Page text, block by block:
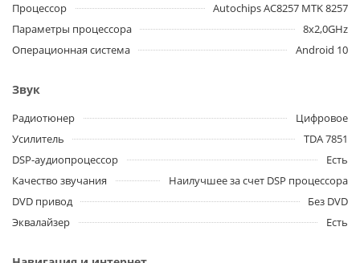
Процессор
Autochips AC8257 MTK 8257
Параметры процессора
8x2,0GHz
Операционная система
Android 10
Звук
Радиотюнер
Цифровое
Усилитель
TDA 7851
DSP-аудиопроцессор
Есть
Качество звучания
Наилучшее за счет DSP процессора
DVD привод
Без DVD
Эквалайзер
Есть